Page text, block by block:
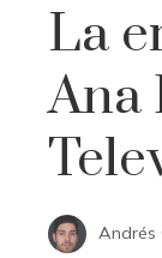
La
Ana
Andrés